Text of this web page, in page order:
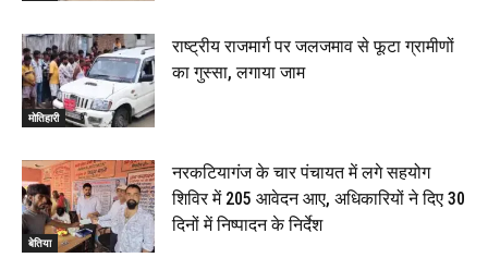
मोतिहारी
राष्ट्रीय राजमार्ग पर जलजमाव से फूटा ग्रामीणों
का गुस्सा, लगाया जाम
बेतिया
नरकटियागंज के चार पंचायत में लगे सहयोग
शिविर में 205 आवेदन आए, अधिकारियों ने दिए 30
दिनों में निष्पादन के निर्देश